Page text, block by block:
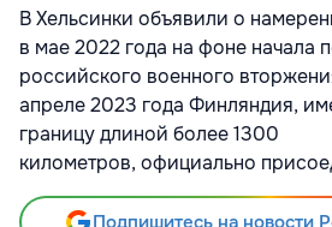
В Хельсинки объявили о
в мае 2022 года на фоне начала
российского военного
апреле 2023 года Финляндия,
границу длиной более 1300
километров, официально
Подпишитесь на новости